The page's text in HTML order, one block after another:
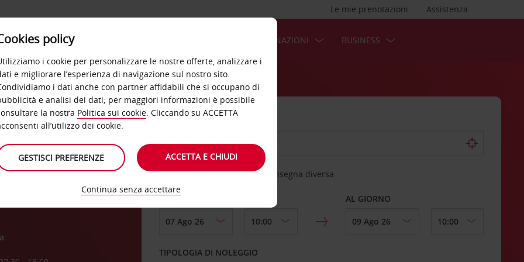
Assistenza
Le mie prenotazioni
OFFERTE DESTINAZIONI BUSINESS
Scegli una località di riconsegna diversa
DAL GIORNO AL GIORNO
TIPOLOGIA DI NOLEGGIO
policy
i cookie per personalizzare le nostre offerte, analizzare i
e migliorare l’esperienza di navigazione sul nostro sito.
i dati anche con partner affidabili che si occupano di
e analisi dei dati; per maggiori informazioni è possibile
la nostra Politica sui cookie. Cliccando su ACCETTA
all’utilizzo dei cookie.
GESTISCI PREFERENZE ACCETTA E CHIUDI
Continua senza accettare